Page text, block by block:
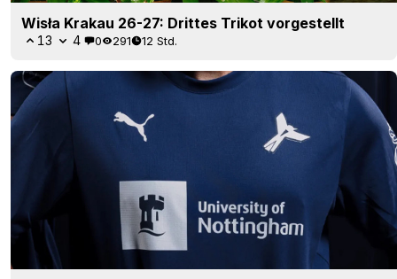
Wisła Krakau 26-27: Drittes Trikot vorgestellt
13 4 0 291 12 Std.